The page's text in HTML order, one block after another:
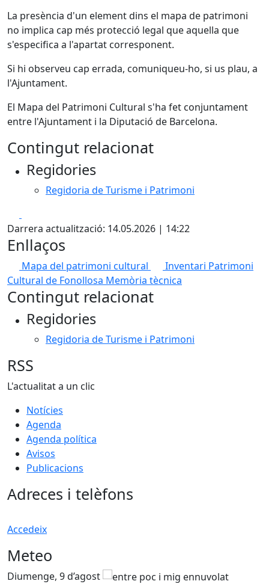
La presència d'un element dins el mapa de patrimoni
no implica cap més protecció legal que aquella que
s'especifica a l'apartat corresponent.
Si hi observeu cap errada, comuniqueu-ho, si us plau, a
l'Ajuntament.
El Mapa del Patrimoni Cultural s'ha fet conjuntament
entre l'Ajuntament i la Diputació de Barcelona.
Contingut relacionat
Regidories
Regidoria de Turisme i Patrimoni
Darrera actualització: 14.05.2026 | 14:22
Enllaços
Mapa del patrimoni cultural
Inventari Patrimoni
Cultural de Fonollosa Memòria tècnica
Contingut relacionat
Regidories
Regidoria de Turisme i Patrimoni
RSS
L'actualitat a un clic
Notícies
Agenda
Agenda política
Avisos
Publicacions
Adreces i telèfons
Accedeix
Meteo
Diumenge, 9 d’agost